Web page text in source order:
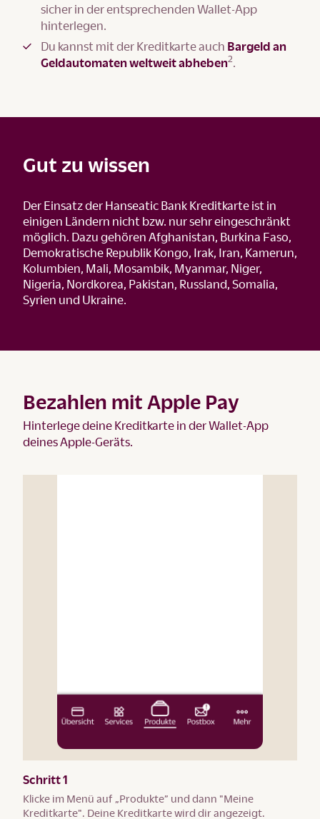
sicher in der entsprechenden Wallet-App
hinterlegen.
Du kannst mit der Kreditkarte auch Bargeld an
Geldautomaten weltweit abheben2.
Gut zu wissen
Der Einsatz der Hanseatic Bank Kreditkarte ist in
einigen Ländern nicht bzw. nur sehr eingeschränkt
möglich. Dazu gehören Afghanistan, Burkina Faso,
Demokratische Republik Kongo, Irak, Iran, Kamerun,
Kolumbien, Mali, Mosambik, Myanmar, Niger,
Nigeria, Nordkorea, Pakistan, Russland, Somalia,
Syrien und Ukraine.
Bezahlen mit Apple Pay
Hinterlege deine Kreditkarte in der Wallet-App
deines Apple-Geräts.
Schritt 1
Klicke im Menü auf „Produkte” und dann "Meine
Kreditkarte". Deine Kreditkarte wird dir angezeigt.